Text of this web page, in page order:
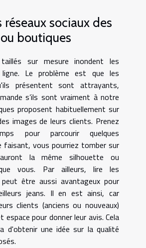
réseaux sociaux des
boutiques
sur mesure inondent les
Le problème est que les
présentent sont attrayants,
s’ils sont vraiment à notre
proposent habituellement sur
images de leurs clients. Prenez
pour parcourir quelques
faisant, vous pourriez tomber sur
la même silhouette ou
vous. Par ailleurs, lire les
être aussi avantageux pour
jeans. Il en est ainsi, car
clients (anciens ou nouveaux)
pour donner leur avis. Cela
d'obtenir une idée sur la qualité